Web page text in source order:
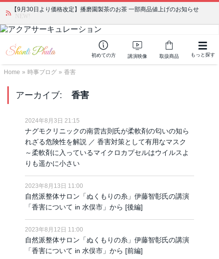
【9月30日より価格改定】播磨園製茶のお茶 一部商品値上げのお知らせ
NEW!
初めての方 講演映像 取扱商品 もっと探す
Home » 時事ブログ » 香害
アーカイブ: 香害
2024年8月3日 21:15
ナグモクリニックの南雲吉則氏が柔軟剤の匂いの知ら
れざる危険性を解説 ／ 香害対策として有用なマスク
～柔軟剤に入っているマイクロカプセルはウイルスよ
りも遥かに小さい
2023年8月13日 11:00
自然派整体サロン「ぬくもりの糸」伊藤智彰氏の講演
「香害について in 水俣市」から [後編]
2023年8月12日 11:00
自然派整体サロン「ぬくもりの糸」伊藤智彰氏の講演
「香害について in 水俣市」から [前編]